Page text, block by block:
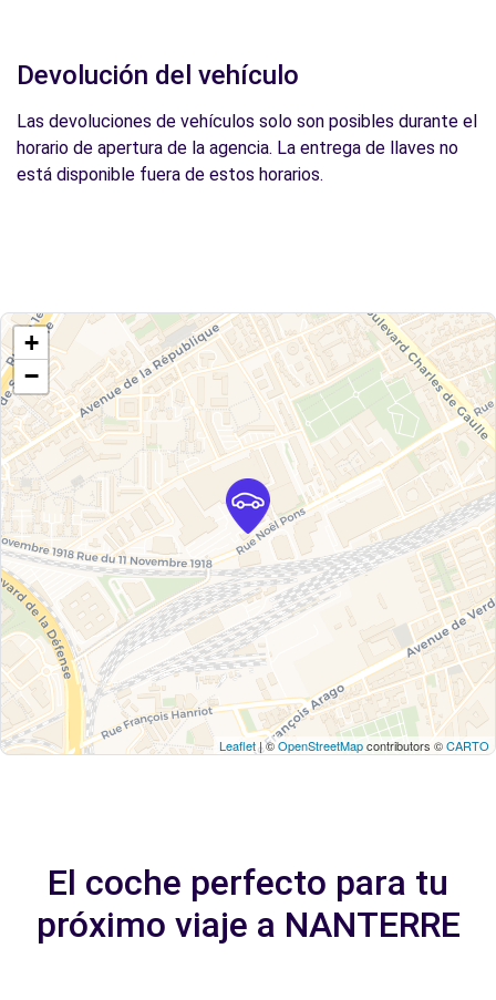
Devolución del vehículo
Las devoluciones de vehículos solo son posibles durante el
horario de apertura de la agencia. La entrega de llaves no
está disponible fuera de estos horarios.
+
−
Leaflet| ©OpenStreetMapcontributors ©CARTO
El coche perfecto para tu
próximo viaje a NANTERRE